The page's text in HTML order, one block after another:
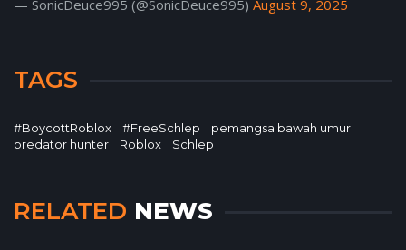
— SonicDeuce995 (@SonicDeuce995) August 9, 2025
TAGS
#BoycottRoblox #FreeSchlep
pemangsa bawah umur
predator hunter
Roblox Schlep
RELATED NEWS